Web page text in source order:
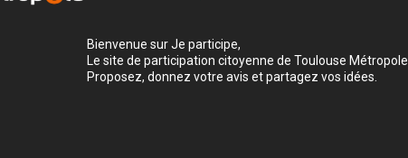
Bienvenue sur Je participe,
Le site de participation citoyenne de Toulouse Métropole.
Proposez, donnez votre avis et partagez vos idées.